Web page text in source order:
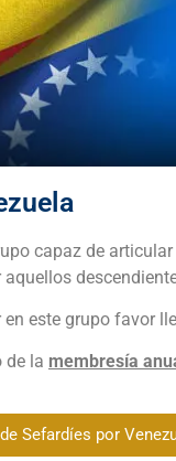
capaz de
este grupo favor
de la membresía
Sefardíes por